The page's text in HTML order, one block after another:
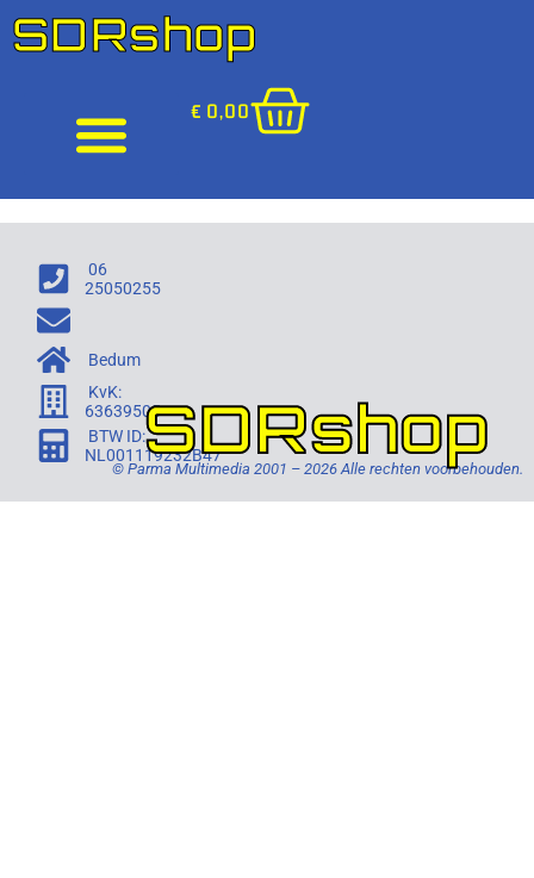
SDRshop
€ 0,00
06
25050255
Bedum
KvK:
63639505
BTW ID:
NL001119232B47
© Parma Multimedia 2001 – 2026 Alle rechten voorbehouden.
SDRshop